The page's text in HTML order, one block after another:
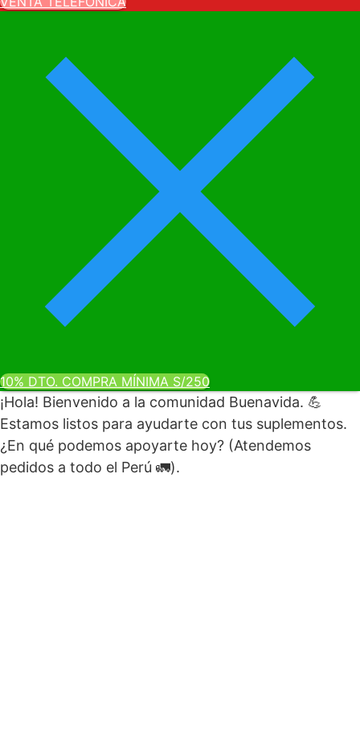
10% DTO. COMPRA MÍNIMA S/250
¡Hola! Bienvenido a la comunidad Buenavida. 💪
Estamos listos para ayudarte con tus suplementos.
¿En qué podemos apoyarte hoy? (Atendemos
pedidos a todo el Perú 🚛).